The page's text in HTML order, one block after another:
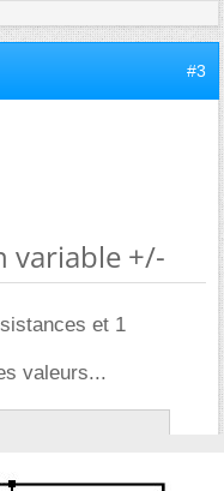
#3
variable +/-
et 1
valeurs...